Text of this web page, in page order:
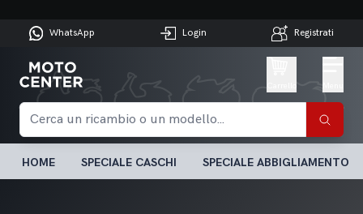
WhatsApp Login Registrati
HOME SPECIALE CASCHI SPECIALE ABBIGLIAMENTO